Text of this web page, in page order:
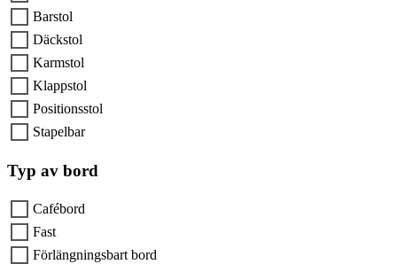
Barstol
Däckstol
Karmstol
Klappstol
Positionsstol
Stapelbar
Typ av bord
Cafébord
Fast
Förlängningsbart bord